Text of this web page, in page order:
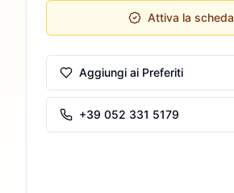
Attiva la scheda
Aggiungi ai Preferiti
+39 052 331 5179